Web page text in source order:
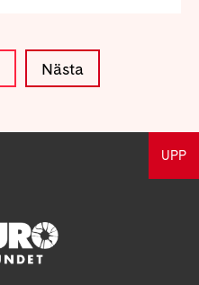
Nästa
UPP